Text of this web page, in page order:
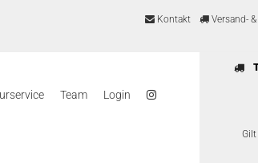
Kontakt Versand-
Gilt
Team Login